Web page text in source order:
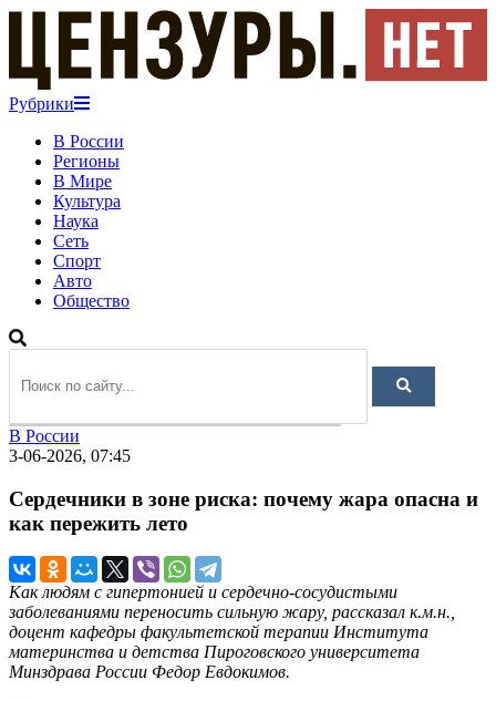
Рубрики
В России
Регионы
В Мире
Культура
Наука
Сеть
Спорт
Авто
Общество
В России
3-06-2026, 07:45
Сердечники в зоне риска: почему жара опасна и
как пережить лето
Как людям с гипертонией и сердечно-сосудистыми
заболеваниями переносить сильную жару, рассказал к.м.н.,
доцент кафедры факультетской терапии Института
материнства и детства Пироговского университета
Минздрава России Федор Евдокимов.